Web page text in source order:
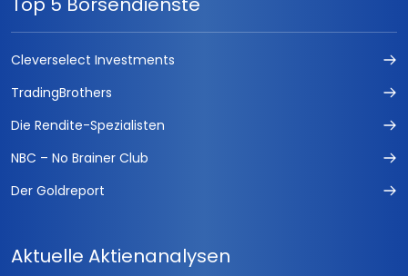
Cleverselect Investments
TradingBrothers
Die Rendite-Spezialisten
NBC – No Brainer Club
Der Goldreport
Aktuelle Aktienanalysen